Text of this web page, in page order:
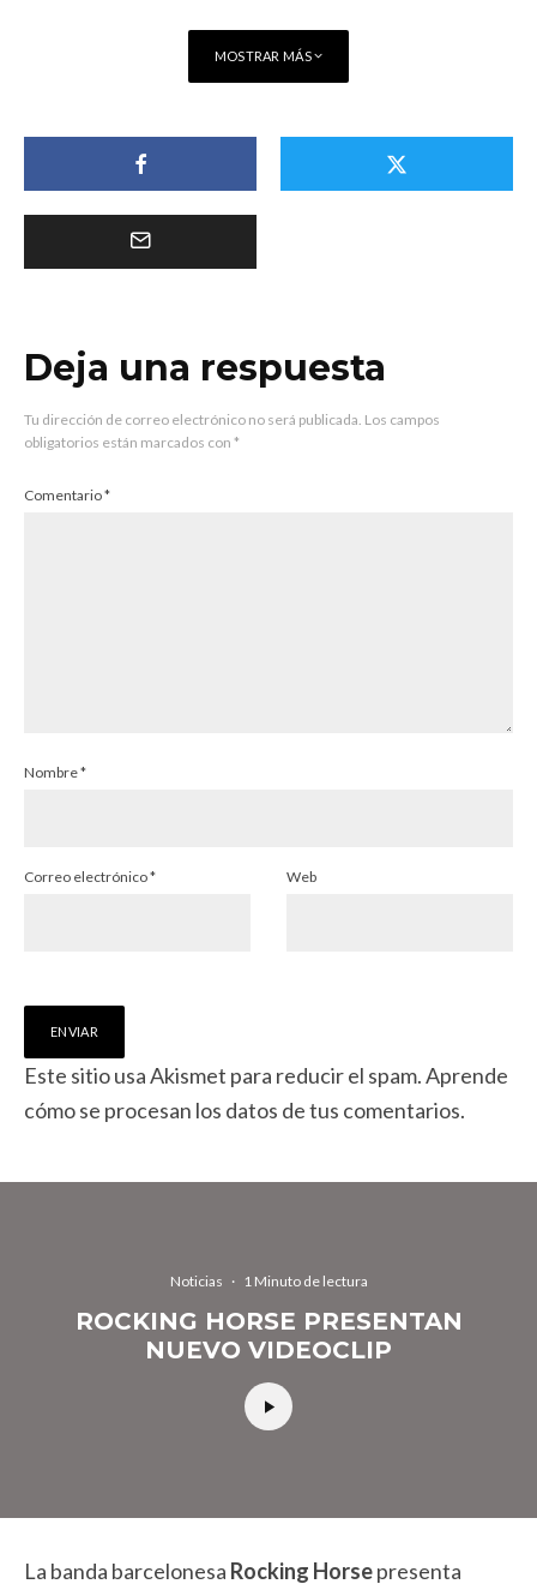
MOSTRAR MÁS
Deja una respuesta
Tu dirección de correo electrónico no será publicada. Los campos
obligatorios están marcados con *
Comentario*
Nombre*
Correo electrónico* Web
Este sitio usa Akismet para reducir el spam.Aprende
cómo se procesan los datos de tus comentarios.
Noticias · 1 Minuto de lectura
ROCKING HORSE PRESENTAN
NUEVO VIDEOCLIP
La banda barcelonesa Rocking Horsepresenta